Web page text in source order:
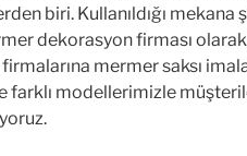
biri. Kullanıldığı mekana
dekorasyon firması olarak
mermer saksı
farklı modellerimizle